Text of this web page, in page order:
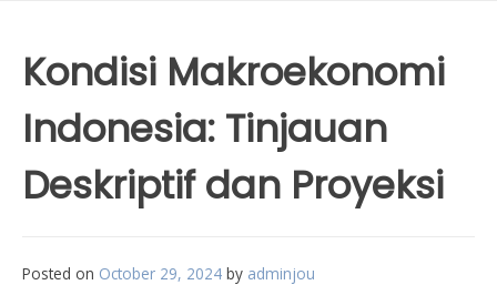
Kondisi Makroekonomi
Indonesia: Tinjauan
Deskriptif dan Proyeksi
Posted on October 29, 2024 by adminjou